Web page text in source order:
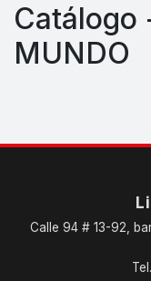
Catálogo
MUNDO
Calle 94 # 13-92,